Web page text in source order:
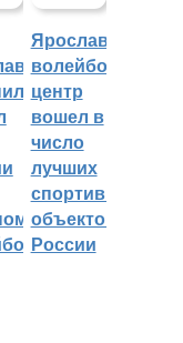
Ярославский
волейбольный
центр
вошел в
число
лучших
спортивных
объектов
России